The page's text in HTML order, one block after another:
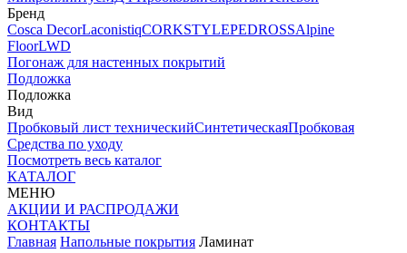
Бренд
Cosca DecorLaconistiqCORKSTYLEPEDROSSAlpine
FloorLWD
Погонаж для настенных покрытий
Подложка
Подложка
Вид
Пробковый лист техническийСинтетическаяПробковая
Средства по уходу
Посмотреть весь каталог
КАТАЛОГ
МЕНЮ
АКЦИИ И РАСПРОДАЖИ
КОНТАКТЫ
Главная Напольные покрытия Ламинат